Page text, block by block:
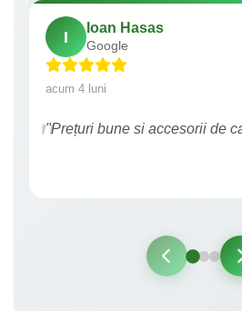
I
Ioan Hasas
Google
acum 4 luni
"Prețuri bune si accesorii de